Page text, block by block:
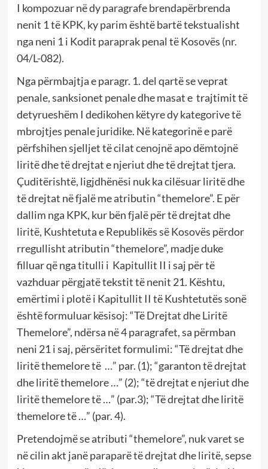
I kompozuar në dy paragrafe brendapërbrenda
nenit 1 të KPK, ky parim është bartë tekstualisht
nga neni 1 i Kodit paraprak penal të Kosovës (nr.
04/L-082).
Nga përmbajtja e paragr. 1. del qartë se veprat
penale, sanksionet penale dhe masat e trajtimit të
detyrueshëm I dedikohen këtyre dy kategorive të
mbrojtjes penale juridike. Në kategorinë e parë
përfshihen sjelljet të cilat cenojnë apo dëmtojnë
liritë dhe të drejtat e njeriut dhe të drejtat tjera.
Çuditërishtë, ligjdhënësi nuk ka cilësuar liritë dhe
të drejtat në fjalë me atributin “themelore”. E për
dallim nga KPK, kur bën fjalë për të drejtat dhe
liritë, Kushtetuta e Republikës së Kosovës përdor
rregullisht atributin “themelore”, madje duke
filluar që nga titulli i Kapitullit II i saj për të
vazhduar përgjatë tekstit të nenit 21. Kështu,
emërtimi i plotë i Kapitullit II të Kushtetutës sonë
është formuluar kësisoj: “Të Drejtat dhe Liritë
Themelore”, ndërsa në 4 paragrafet, sa përmban
neni 21 i saj, përsëritet formulimi: “Të drejtat dhe
liritë themelore të …” par. (1); “garanton të drejtat
dhe liritë themelore …” (2); “të drejtat e njeriut dhe
liritë themelore të …” (par.3); “Të drejtat dhe liritë
themelore të …” (par. 4).
Pretendojmë se atributi “themelore”, nuk varet se
në cilin akt janë paraparë të drejtat dhe liritë, sepse